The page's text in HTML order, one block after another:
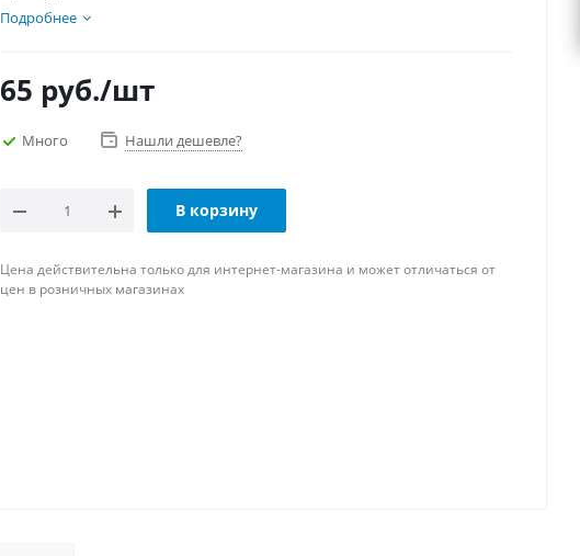
Подробнее
65 руб./шт
Много Нашли дешевле?
В корзину
Цена действительна только для интернет-магазина и может отличаться от
цен в розничных магазинах